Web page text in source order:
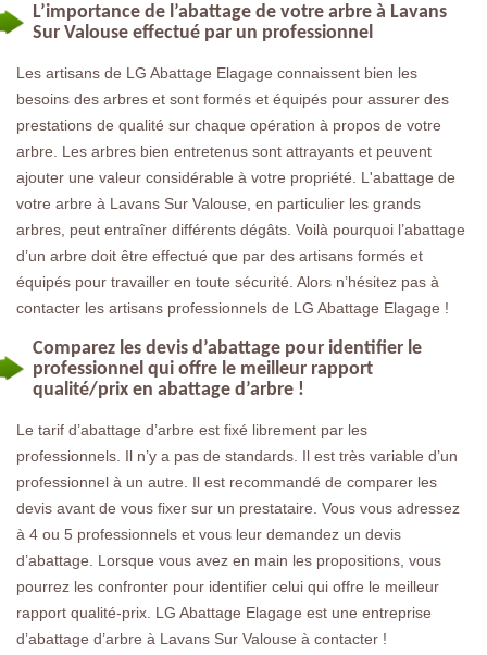
L’importance de l’abattage de votre arbre à Lavans
Sur Valouse effectué par un professionnel
Les artisans de LG Abattage Elagage connaissent bien les
besoins des arbres et sont formés et équipés pour assurer des
prestations de qualité sur chaque opération à propos de votre
arbre. Les arbres bien entretenus sont attrayants et peuvent
ajouter une valeur considérable à votre propriété. L'abattage de
votre arbre à Lavans Sur Valouse, en particulier les grands
arbres, peut entraîner différents dégâts. Voilà pourquoi l’abattage
d’un arbre doit être effectué que par des artisans formés et
équipés pour travailler en toute sécurité. Alors n’hésitez pas à
contacter les artisans professionnels de LG Abattage Elagage !
Comparez les devis d’abattage pour identifier le
professionnel qui offre le meilleur rapport
qualité/prix en abattage d’arbre !
Le tarif d’abattage d’arbre est fixé librement par les
professionnels. Il n’y a pas de standards. Il est très variable d’un
professionnel à un autre. Il est recommandé de comparer les
devis avant de vous fixer sur un prestataire. Vous vous adressez
à 4 ou 5 professionnels et vous leur demandez un devis
d’abattage. Lorsque vous avez en main les propositions, vous
pourrez les confronter pour identifier celui qui offre le meilleur
rapport qualité-prix. LG Abattage Elagage est une entreprise
d’abattage d’arbre à Lavans Sur Valouse à contacter !